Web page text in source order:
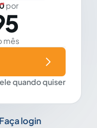
por
mês
quando quiser
Faça login